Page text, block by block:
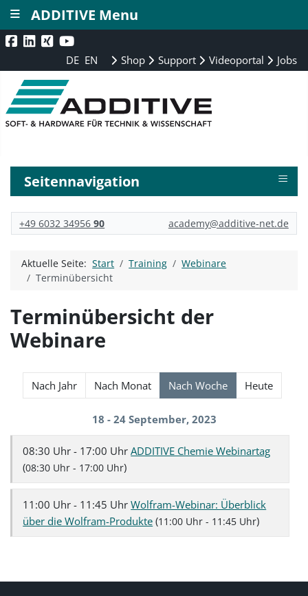
DE EN Shop Support Videoportal Jobs
Seitennavigation ≡
+49 6032 3495690 academy@additive-net.de
Aktuelle Seite:Start Training
Webinare
Terminübersicht
Terminübersicht der
Webinare
Nach Jahr Nach Monat Nach Woche Heute
18 - 24 September, 2023
08:30 Uhr - 17:00 UhrADDITIVE Chemie Webinartag
(08:30 Uhr - 17:00 Uhr)
11:00 Uhr - 11:45 UhrWolfram-Webinar: Überblick
über die Wolfram-Produkte (11:00 Uhr - 11:45 Uhr)
ADDITIVE Menu
≡